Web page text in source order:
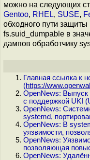
можно на следующих
Gentoo, RHEL, SUSE,
обходного пути
fs.suid_dumpable в
дампов обработчику
Главная ссылка к
(https://
OpenNews: Выпуск
с поддержкой UKI
OpenNews:
systemd,
OpenNews: В
уязвимости,
OpenNews:
позволяющая
OpenNews: